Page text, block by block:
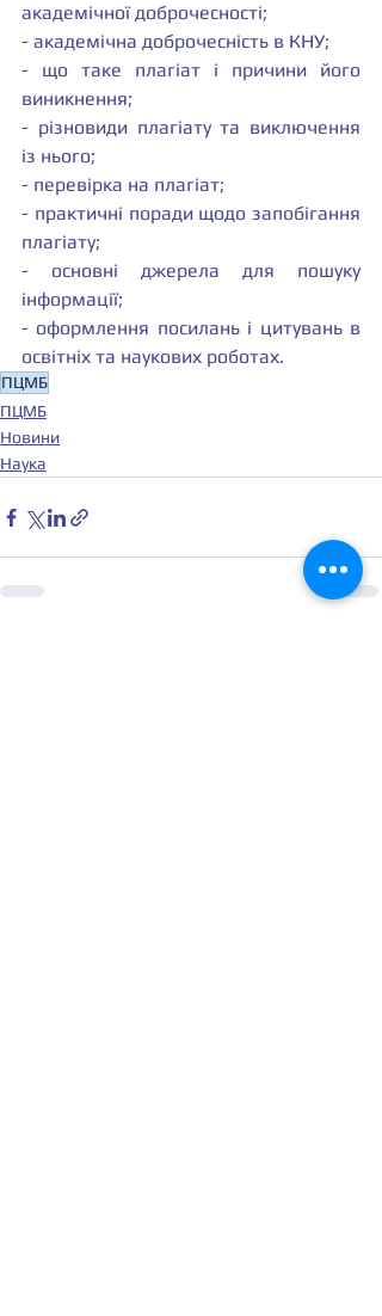
академічної доброчесності;
- академічна доброчесність в КНУ;
- що таке плагіат і причини його
виникнення;
- різновиди плагіату та виключення
із нього;
- перевірка на плагіат;
- практичні поради щодо запобігання
плагіату;
- основні джерела для пошуку
інформації;
- оформлення посилань і цитувань в
освітніх та наукових роботах.
ПЦМБ
ПЦМБ
Новини
Наука